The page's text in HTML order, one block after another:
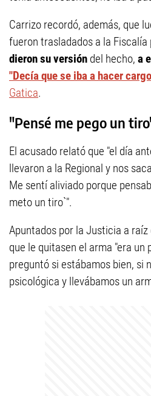
Carrizo recordó, además, que
fueron trasladados a la Fiscalía
dieron su versión del hecho, a
"Decía que se iba a hacer
Gatica.
"Pensé me pego un
El acusado relató que "el día
llevaron a la Regional y nos
Me sentí aliviado porque
meto un tiro`".
Apuntados por la Justicia a
que le quitasen el arma "era un
preguntó si estábamos bien, si
psicológica y llevábamos un